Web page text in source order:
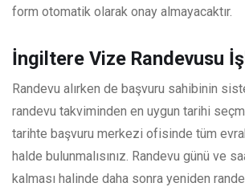
form otomatik olarak onay almayacaktır.
İngiltere Vize Randevusu
Randevu alırken de başvuru sahibinin
randevu takviminden en uygun tarihi
tarihte başvuru merkezi ofisinde tüm
halde bulunmalısınız. Randevu günü ve
kalması halinde daha sonra yeniden